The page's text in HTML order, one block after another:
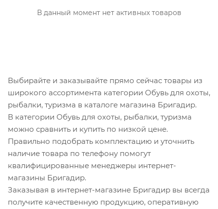
В данный момент нет активных товаров
Выбирайте и заказывайте прямо сейчас товары из
широкого ассортимента категории Обувь для охоты,
рыбалки, туризма в каталоге магазина Бригадир.
В категории Обувь для охоты, рыбалки, туризма
можно сравнить и купить по низкой цене.
Правильно подобрать комплектацию и уточнить
наличие товара по телефону помогут
квалифицированные менеджеры интернет-
магазины Бригадир.
Заказывая в интернет-магазине Бригадир вы всегда
получите качественную продукцию, оперативную